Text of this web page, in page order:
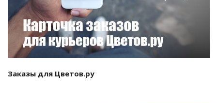
Заказы для Цветов.ру